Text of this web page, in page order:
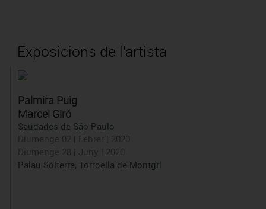
Exposicions de l'artista
Palmira Puig
Marcel Giró
Saudades de São Paulo
Palau Solterra, Torroella de Montgrí